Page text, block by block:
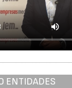
ENTIDADES